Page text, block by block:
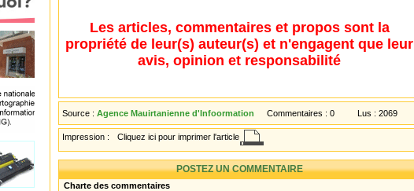
Les articles, commentaires et propos sont la
propriété de leur(s) auteur(s) et n'engagent que leur
avis, opinion et responsabilité
Source : Agence Mauirtanienne d'Infoormation Commentaires : 0 Lus : 2069
Impression : Cliquez ici pour imprimer l'article
POSTEZ UN COMMENTAIRE
Charte des commentaires